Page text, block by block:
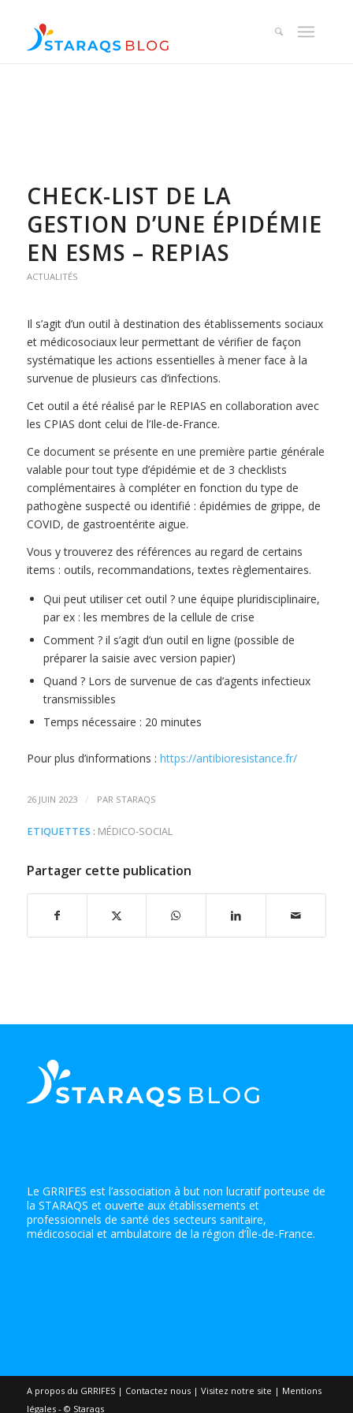
CHECK-LIST DE LA
GESTION D’UNE ÉPIDÉMIE
EN ESMS – REPIAS
ACTUALITÉS
Il s’agit d’un outil à destination des établissements sociaux
et médicosociaux leur permettant de vérifier de façon
systématique les actions essentielles à mener face à la
survenue de plusieurs cas d’infections.
Cet outil a été réalisé par le REPIAS en collaboration avec
les CPIAS dont celui de l’Ile-de-France.
Ce document se présente en une première partie générale
valable pour tout type d’épidémie et de 3 checklists
complémentaires à compléter en fonction du type de
pathogène suspecté ou identifié : épidémies de grippe, de
COVID, de gastroentérite aigue.
Vous y trouverez des références au regard de certains
items : outils, recommandations, textes règlementaires.
Qui peut utiliser cet outil ? une équipe pluridisciplinaire,
par ex : les membres de la cellule de crise
Comment ? il s’agit d’un outil en ligne (possible de
préparer la saisie avec version papier)
Quand ? Lors de survenue de cas d’agents infectieux
transmissibles
Temps nécessaire : 20 minutes
Pour plus d’informations : https://antibioresistance.fr/
26 JUIN 2023 / PAR STARAQS
ETIQUETTES : MÉDICO-SOCIAL
Partager cette publication
Le GRRIFES est l’association à but non lucratif porteuse de
la STARAQS et ouverte aux établissements et
professionnels de santé des secteurs sanitaire,
médicosocial et ambulatoire de la région d’Île-de-France.
A propos du GRRIFES| Contactez nous| Visitez notre site | Mentions
légales - © Staraqs